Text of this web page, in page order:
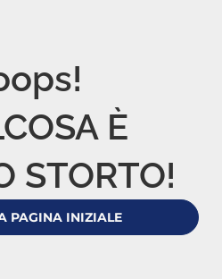
È
STORTO!
PAGINA INIZIALE